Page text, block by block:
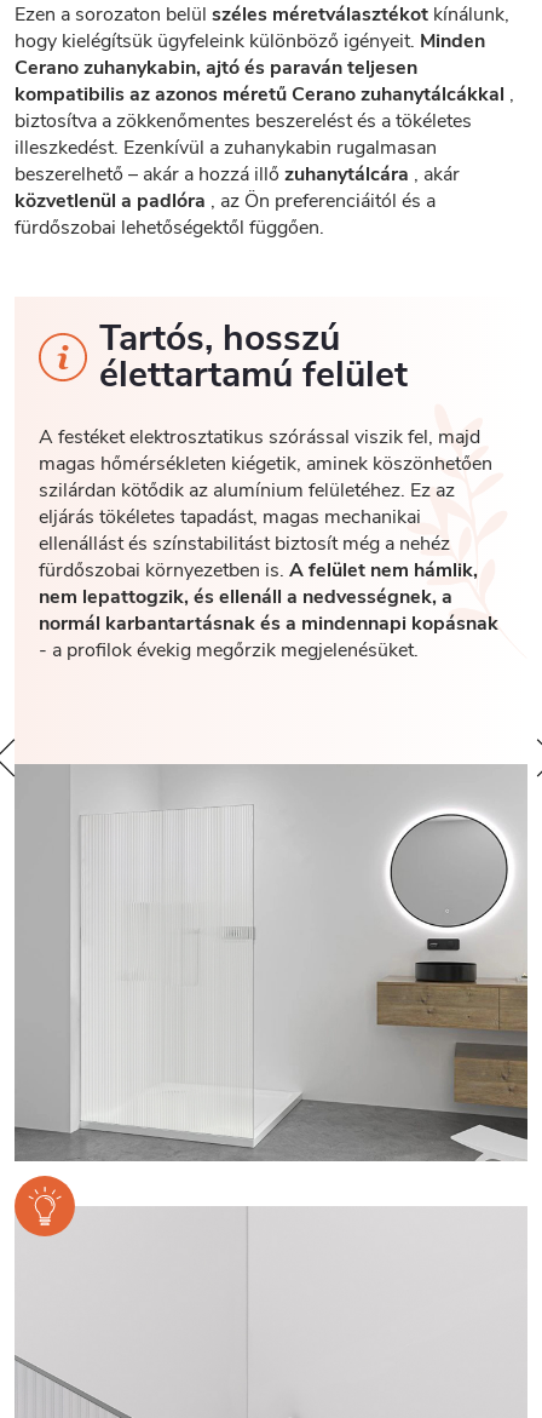
Ezen a sorozaton belül széles méretválasztékot kínálunk,
hogy kielégítsük ügyfeleink különböző igényeit. Minden
Cerano zuhanykabin, ajtó és paraván teljesen
kompatibilis az azonos méretű Cerano zuhanytálcákkal ,
biztosítva a zökkenőmentes beszerelést és a tökéletes
illeszkedést. Ezenkívül a zuhanykabin rugalmasan
beszerelhető – akár a hozzá illő zuhanytálcára , akár
közvetlenül a padlóra , az Ön preferenciáitól és a
fürdőszobai lehetőségektől függően.
Tartós, hosszú
élettartamú felület
A festéket elektrosztatikus szórással viszik fel, majd
magas hőmérsékleten kiégetik, aminek köszönhetően
szilárdan kötődik az alumínium felületéhez. Ez az
eljárás tökéletes tapadást, magas mechanikai
ellenállást és színstabilitást biztosít még a nehéz
fürdőszobai környezetben is. A felület nem hámlik,
nem lepattogzik, és ellenáll a nedvességnek, a
normál karbantartásnak és a mindennapi kopásnak
- a profilok évekig megőrzik megjelenésüket.